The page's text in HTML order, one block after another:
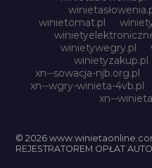
winietomat.pl
winietywegry.pl
winietyzakup.pl
xn--sowacja-njb.org.pl
xn--wgry-winieta-4vb.pl
xn--
© 2026 www.winietaonline.com
REJESTRATOREM OPŁAT